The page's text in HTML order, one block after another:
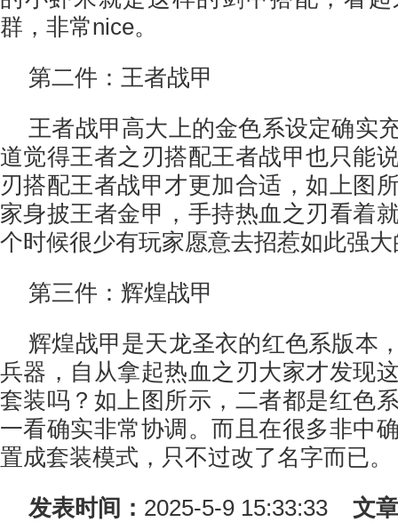
群，非常nice。
第二件：王者战甲
王者战甲高大上的金色系设定确实
道觉得王者之刃搭配王者战甲也只能
刃搭配王者战甲才更加合适，如上图
家身披王者金甲，手持热血之刃看着
个时候很少有玩家愿意去招惹如此强
第三件：辉煌战甲
辉煌战甲是天龙圣衣的红色系版本
兵器，自从拿起热血之刃大家才发现
套装吗？如上图所示，二者都是红色
一看确实非常协调。而且在很多非中
置成套装模式，只不过改了名字而已。
发表时间： 2025-5-9 15:33:33 文